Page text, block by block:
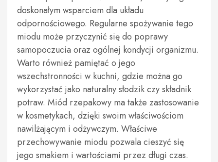
doskonałym wsparciem dla układu
odpornościowego. Regularne spożywanie tego
miodu może przyczynić się do poprawy
samopoczucia oraz ogólnej kondycji organizmu.
Warto również pamiętać o jego
wszechstronności w kuchni, gdzie można go
wykorzystać jako naturalny słodzik czy składnik
potraw. Miód rzepakowy ma także zastosowanie
w kosmetykach, dzięki swoim właściwościom
nawilżającym i odżywczym. Właściwe
przechowywanie miodu pozwala cieszyć się
jego smakiem i wartościami przez długi czas.